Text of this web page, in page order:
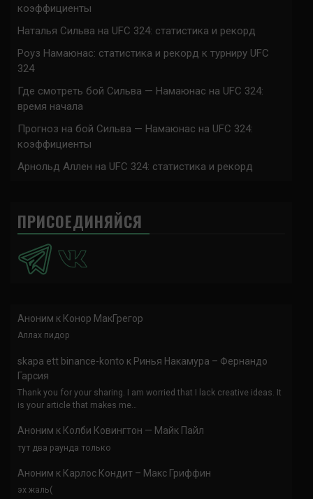
коэффициенты
Наталья Сильва на UFC 324: статистика и рекорд
Роуз Намаюнас: статистика и рекорд к турниру UFC
324
Где смотреть бой Сильва — Намаюнас на UFC 324:
время начала
Прогноз на бой Сильва — Намаюнас на UFC 324:
коэффициенты
Арнольд Аллен на UFC 324: статистика и рекорд
ПРИСОЕДИНЯЙСЯ
Аноним к Конор МакГрегор
Аллах пидор
skapa ett binance-konto к Ринья Накамура – Фернандо
Гарсия
Thank you for your sharing. I am worried that I lack creative ideas. It
is your article that makes me…
Аноним к Колби Ковингтон — Майк Пайл
тут два раунда только
Аноним к Карлос Кондит – Макс Гриффин
эх жаль(